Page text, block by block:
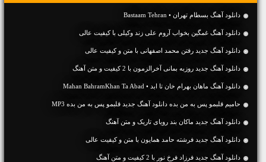
دانلود آهنگ بسطام تهران • Bastaam Tehran
دانلود آهنگ غمگین بخواب آروم علی زند وکیلی با کیفیت عالی
دانلود آهنگ جديد رفتن محمد اصفهانی با متن و کیفیت عالی
دانلود آهنگ جديد روزبه بمانی آخرالزمون با 2 کیفیت و متن آهنگ
دانلود آهنگ ماهان بهرام خان تا ابد • Mahan BahramKhan Ta Abad
حامیم قلبمو پس به من بده دانلود آهنگ جدید قلبمو پس به من بده MP3
دانلود آهنگ جديد ماکان بند رویای تاریک و متن آهنگ
دانلود آهنگ جديد فرشته حامد همایون با متن و کیفیت عالی
دانلود آهنگ جديد فرزاد فرخ نور با 2 کیفیت و متن آهنگ